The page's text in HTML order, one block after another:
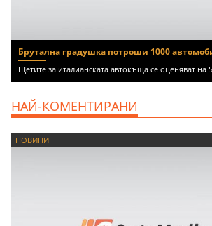
Брутална градушка потроши 1000
Щетите за италианската автокъща се оценяват на
НАЙ-КОМЕНТИРАНИ
НОВИНИ